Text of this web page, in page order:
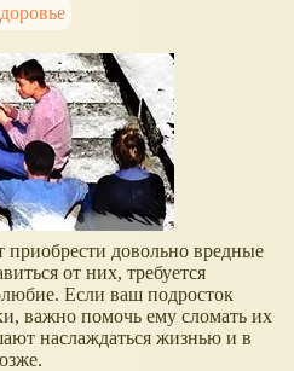
приобрести довольно вредные
от них, требуется
Если ваш подросток
важно помочь ему сломать их
наслаждаться жизнью и в